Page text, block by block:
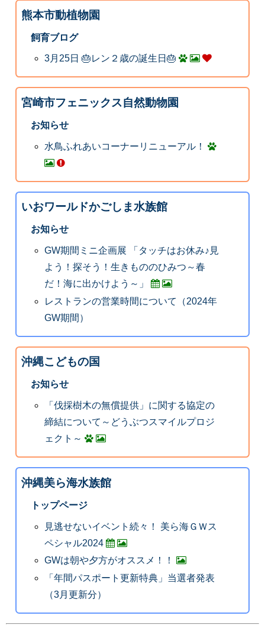
熊本市動植物園
飼育ブログ
3月25日 🎂レン２歳の誕生日🎂
宮崎市フェニックス自然動物園
お知らせ
水鳥ふれあいコーナーリニューアル！
いおワールドかごしま水族館
お知らせ
GW期間ミニ企画展 「タッチはお休み♪見
よう！探そう！生きもののひみつ～春
だ！海に出かけよう～」
レストランの営業時間について（2024年
GW期間）
沖縄こどもの国
お知らせ
「伐採樹木の無償提供」に関する協定の
締結について～どうぶつスマイルプロジ
ェクト～
沖縄美ら海水族館
トップページ
見逃せないイベント続々！ 美ら海ＧＷス
ペシャル2024
GWは朝や夕方がオススメ！！
「年間パスポート更新特典」当選者発表
（3月更新分）